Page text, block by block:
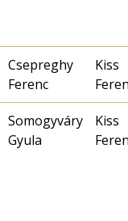
Csepreghy
Ferenc
Kiss
Somogyváry
Gyula
Kiss